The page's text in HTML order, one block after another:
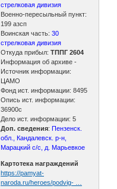
стрелковая дивизия
Военно-пересыльный пункт:
199 азсп
Воинская часть:30
стрелковая дивизия
Откуда прибыл:ТППГ 2604
Информация об архиве -
Источник информации:
ЦАМО
Фонд ист. информации: 8495
Опись ист. информации:
36900с
Дело ист. информации: 5
Доп. сведения: Пензенск.
обл., Кандалевск. р-н,
Марацкий с/с, д. Марьевкое
Картотека награждений
https://pamyat-
naroda.ru/heroes/podvig- …